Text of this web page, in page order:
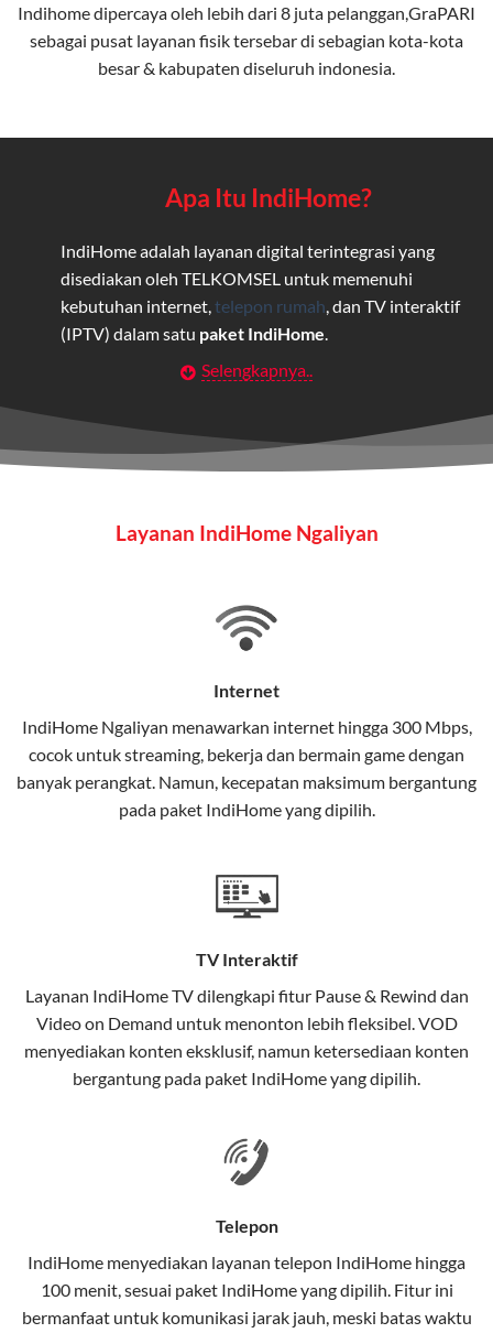
Indihome dipercaya oleh lebih dari 8 juta pelanggan,GraPARI
sebagai pusat layanan fisik tersebar di sebagian kota-kota
besar & kabupaten diseluruh indonesia.
Apa Itu IndiHome?
IndiHome adalah layanan digital terintegrasi yang
disediakan oleh TELKOMSEL untuk memenuhi
kebutuhan internet, telepon rumah , dan TV interaktif
(IPTV) dalam satu paket IndiHome
Layanan Wifi Indihome ini dirancang untuk
maupun individu yang membutuhkan konektivitas dan
hiburan berkualitas tinggi.
pengguna rumah dan bisnis.
stabil, dan memiliki berbagai pilihan paket IndiHome
Selain internet, layanan IndiHome juga mencakup TV
interaktif (IndiHome TV) dan telepon rumah dalam
satu paket.
Teknologi di Balik WiFi IndiHome
Wifi IndiHome menggunakan teknologi Fiber To The
menggunakan kabel serat optik hingga ke rumah
pelanggan. Teknologi ini memiliki beberapa
keunggulan:
Kecepatan Tinggi
dibandingkan kabel tembaga atau DSL.
elektromagnetik, sehingga koneksi tetap lancar.
Latensi Rendah
Selengkapnya..
Layanan IndiHome Ngaliyan
Internet
IndiHome Ngaliyan menawarkan internethingga 300 Mbps,
cocok untuk streaming, bekerja dan bermain game dengan
banyak perangkat. Namun, kecepatan maksimum bergantung
pada paket IndiHome yang dipilih.
TV Interaktif
Layanan IndiHome TVdilengkapi fitur Pause & Rewind dan
Video on Demand untuk menonton lebih fleksibel. VOD
menyediakan konten eksklusif, namun ketersediaan konten
bergantung pada paket IndiHome yang dipilih.
Telepon
IndiHome menyediakan layanan telepon IndiHome hingga
100 menit, sesuai paket IndiHome yang dipilih. Fitur ini
bermanfaat untuk komunikasi jarak jauh, meski batas waktu